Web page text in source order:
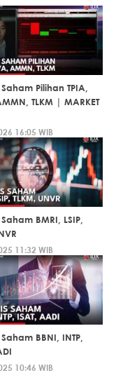
Pilihan TPIA,
TLKM | MARKET
16:05 WIB
BMRI, LSIP,
11:32 WIB
BBNI, INTP,
10:46 WIB